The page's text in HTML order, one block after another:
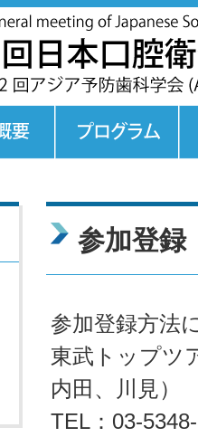
参加登録
参加登録方法
東武トップツ
内田、川見）
TEL：03-